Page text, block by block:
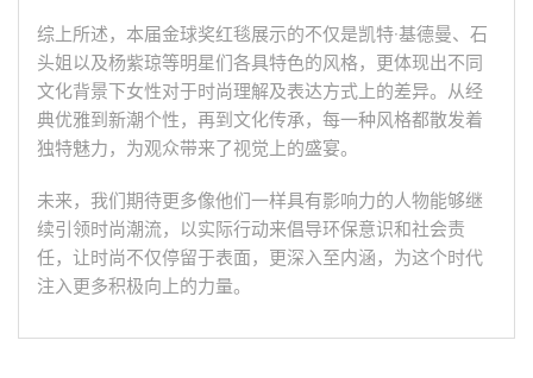
综上所述，本届金球奖红毯展示的不仅是凯特·基德曼、石
头姐以及杨紫琼等明星们各具特色的风格，更体现出不同
文化背景下女性对于时尚理解及表达方式上的差异。从经
典优雅到新潮个性，再到文化传承，每一种风格都散发着
独特魅力，为观众带来了视觉上的盛宴。
未来，我们期待更多像他们一样具有影响力的人物能够继
续引领时尚潮流，以实际行动来倡导环保意识和社会责
任，让时尚不仅停留于表面，更深入至内涵，为这个时代
注入更多积极向上的力量。